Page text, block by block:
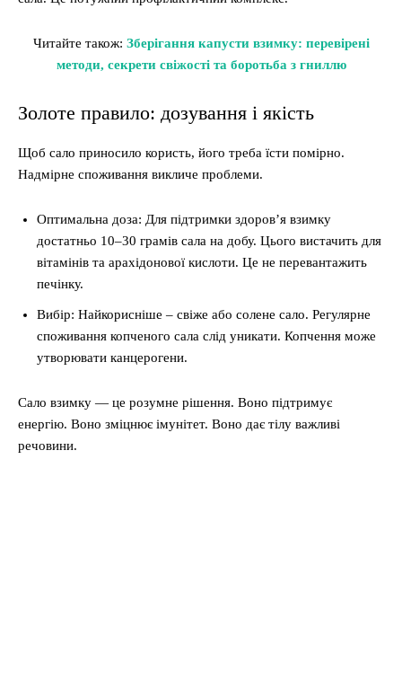
Читайте також: Зберігання капусти взимку: перевірені
методи, секрети свіжості та боротьба з гниллю
Золоте правило: дозування і якість
Щоб сало приносило користь, його треба їсти помірно.
Надмірне споживання викличе проблеми.
Оптимальна доза: Для підтримки здоров’я взимку
достатньо 10–30 грамів сала на добу. Цього вистачить для
вітамінів та арахідонової кислоти. Це не перевантажить
печінку.
Вибір: Найкорисніше – свіже або солене сало. Регулярне
споживання копченого сала слід уникати. Копчення може
утворювати канцерогени.
Сало взимку — це розумне рішення. Воно підтримує
енергію. Воно зміцнює імунітет. Воно дає тілу важливі
речовини.